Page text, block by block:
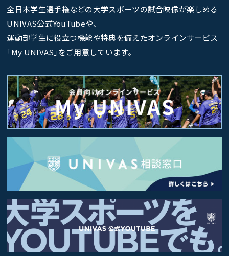
全日本学生選手権などの大学スポーツの試合映像が楽しめる
UNIVAS公式YouTubeや、
運動部学生に役立つ機能や特典を備えたオンラインサービス
｢My UNIVAS｣をご用意しています。